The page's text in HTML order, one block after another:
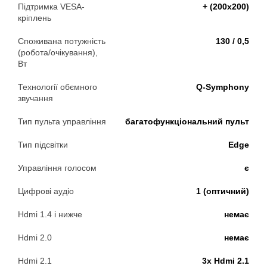
Підтримка VESA-
кріплень
+ (200х200)
Споживана потужність
(робота/очікування),
Вт
130 / 0,5
Технології обємного
звучання
Q-Symphony
Тип пульта управління багатофункціональний пульт
Тип підсвітки Edge
Управління голосом є
Цифрові аудіо 1 (оптичний)
Hdmi 1.4 і нижче немає
Hdmi 2.0 немає
Hdmi 2.1 3x Hdmi 2.1